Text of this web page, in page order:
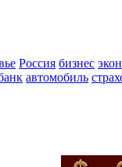
Россия бизнес
автомобиль